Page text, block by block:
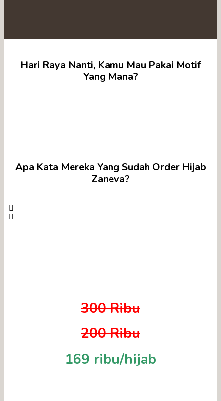
Hari Raya Nanti, Kamu Mau Pakai Motif
Yang Mana?
Apa Kata Mereka Yang Sudah Order Hijab
Zaneva?
300 Ribu
200 Ribu
169 ribu/hijab